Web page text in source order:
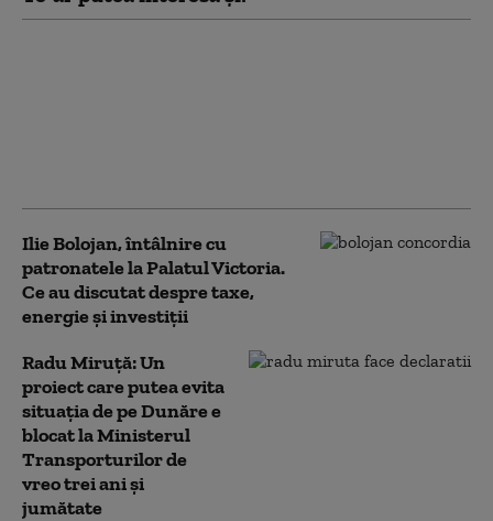
Ilie Bolojan, întâlnire cu
patronatele la Palatul Victoria.
Ce au discutat despre taxe,
energie și investiții
Radu Miruţă: Un
proiect care putea evita
situația de pe Dunăre e
blocat la Ministerul
Transporturilor de
vreo trei ani şi
jumătate